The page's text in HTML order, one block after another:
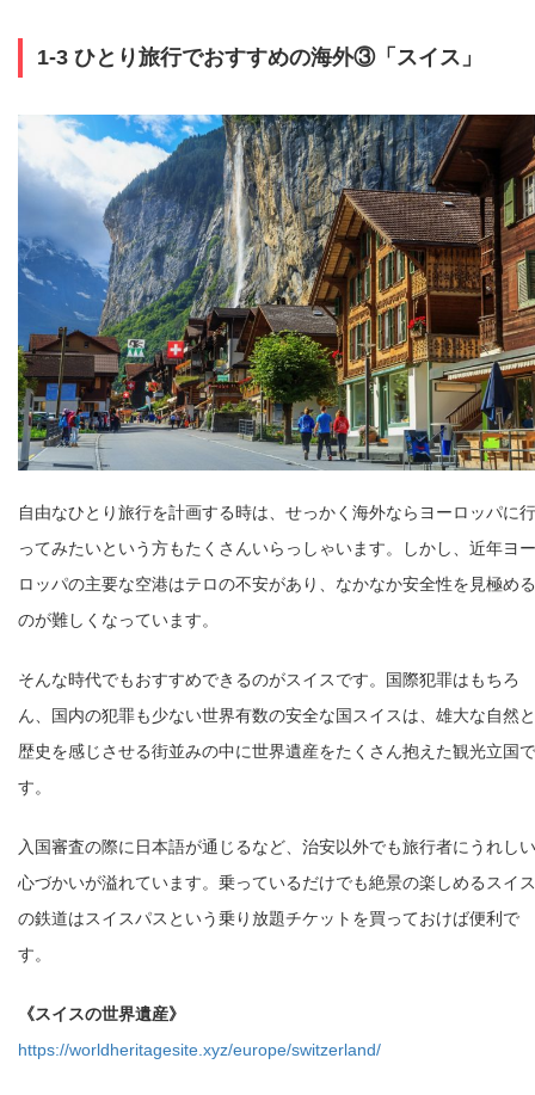
1-3 ひとり旅行でおすすめの海外③「スイス」
自由なひとり旅行を計画する時は、せっかく海外ならヨーロッパに行
ってみたいという方もたくさんいらっしゃいます。しかし、近年ヨー
ロッパの主要な空港はテロの不安があり、なかなか安全性を見極める
のが難しくなっています。
そんな時代でもおすすめできるのがスイスです。国際犯罪はもちろ
ん、国内の犯罪も少ない世界有数の安全な国スイスは、雄大な自然と
歴史を感じさせる街並みの中に世界遺産をたくさん抱えた観光立国で
す。
入国審査の際に日本語が通じるなど、治安以外でも旅行者にうれしい
心づかいが溢れています。乗っているだけでも絶景の楽しめるスイス
の鉄道はスイスパスという乗り放題チケットを買っておけば便利で
す。
《スイスの世界遺産》
https://worldheritagesite.xyz/europe/switzerland/